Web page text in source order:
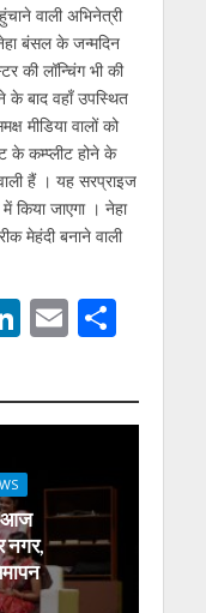
वाली अभिनेत्री
बंसल के जन्मदिन
की लॉन्चिंग भी की
बाद वहाँ उपस्थित
मीडिया वालों को
के कम्प्लीट होने के
हैं । यह सरप्राइज
किया जाएगा । नेहा
मेहंदी बनाने वाली
Li
k
e
dI
n
E
ai
l
S
ar
e
आज
नगर,